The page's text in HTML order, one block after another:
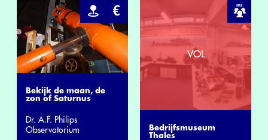
Bekijk de maan, de
zon of Saturnus
Dr. A.F. Philips
Observatorium
Bedrijfsmuseum
Thales